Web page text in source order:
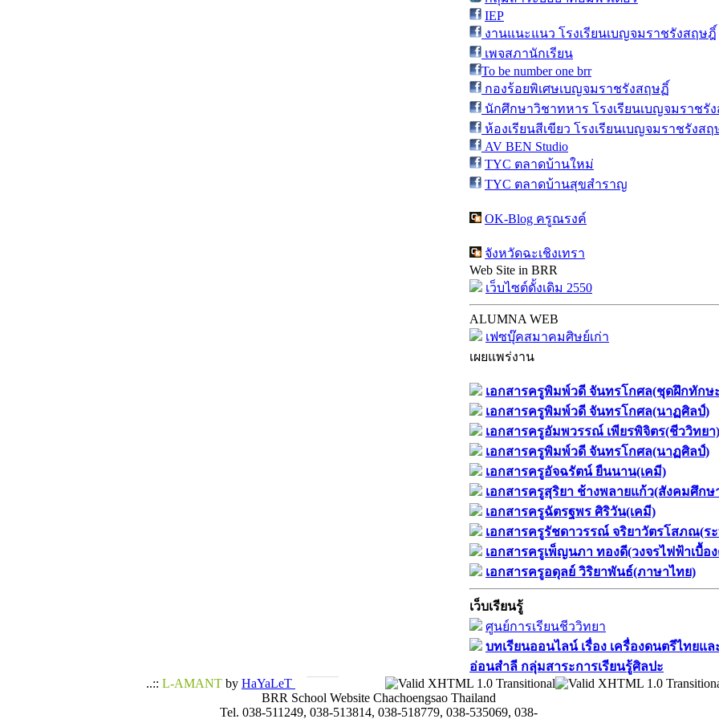
IEP
งานแนะแนว โรงเรียนเบญจมราชรังสฤษฎิ์
เพจสภานักเรียน
To be number one brr
กองร้อยพิเศษเบญจมราชรังสฤษฏิ์
นักศึกษาวิชาทหาร โรงเรียนเบญจมราชรั
ห้องเรียนสีเขียว โรงเรียนเบญจมราชรังสฤ
AV BEN Studio
TYC ตลาดบ้านใหม่
TYC ตลาดบ้านสุขสำราญ
OK-Blog ครูณรงค์
จังหวัดฉะเชิงเทรา
Web Site in BRR
เว็บไซต์ดั้งเดิม 2550
ALUMNA WEB
เฟซบุ๊คสมาคมศิษย์เก่า
เผยแพร่งาน
เอกสารครูพิมพ์วดี จันทรโกศล(ชุดฝึกทักษ
เอกสารครูพิมพ์วดี จันทรโกศล(นาฏศิลป์)
เอกสารครูอัมพวรรณ์ เพียรพิจิตร(ชีววิทยา)
เอกสารครูพิมพ์วดี จันทรโกศล(นาฏศิลป์)
เอกสารครูอัจฉรัตน์ ยืนนาน(เคมี)
เอกสารครูสุริยา ช้างพลายแก้ว(สังคมศึกษ
เอกสารครูฉัตรฐพร ศิริวัน(เคมี)
เอกสารครูรัชดาวรรณ์ จริยาวัตรโสภณ(ร
เอกสารครูเพ็ญนภา ทองดี(วงจรไฟฟ้าเบื้อ
เอกสารครูอดุลย์ วิริยาพันธ์(ภาษาไทย)
เว็บเรียนรู้
ศูนย์การเรียนชีววิทยา
บทเรียนออนไลน์​ เรื่อง​ เครื่องดนตรีไทย
อ่อนสำลี​ กลุ่มสาระการเรียนรู้ศิลปะ
..:: L-AMANT by HaYaLeT
BRR School Website Chachoengsao Thailand
Tel. 038-511249, 038-513814, 038-518779, 038-535069, 038-